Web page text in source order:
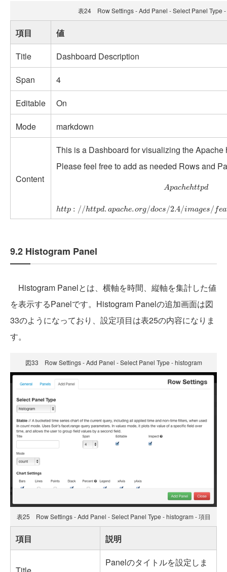
表24 Row Settings - Add Panel - Select Panel Type -
項目
値
Title
Dashboard Description
Span
4
Editable
On
Mode
markdown
Content
This is a Dashboard for visualizing the Apache
Please feel free to add as needed Rows and
Apachehttpd
A ch ehtt d
http : //httpd. apache. org/docs /2.4/images / fea
h tp t p d. pa o c s /imag h e
9.2 Histogram Panel
Histogram Panelとは、横軸を時間、縦軸を集計した値
を表示するPanelです。Histogram Panelの追加画面は図
33のようになっており、設定項目は表25の内容になりま
す。
図33 Row Settings - Add Panel - Select Panel Type - histogram
表25 Row Settings - Add Panel - Select Panel Type - histogram - 項目
項目 説明
Panelのタイトルを設定しま